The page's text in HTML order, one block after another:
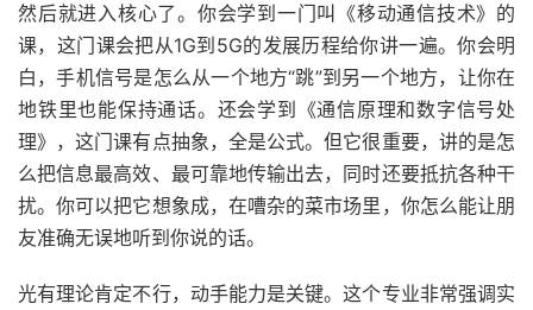
然后就进入核心了。你会学到一门叫《移动通信技术》的
课，这门课会把从1G到5G的发展历程给你讲一遍。你会明
白，手机信号是怎么从一个地方“跳”到另一个地方，让你在
地铁里也能保持通话。还会学到《通信原理和数字信号处
理》，这门课有点抽象，全是公式。但它很重要，讲的是怎
么把信息最高效、最可靠地传输出去，同时还要抵抗各种干
扰。你可以把它想象成，在嘈杂的菜市场里，你怎么能让朋
友准确无误地听到你说的话。
光有理论肯定不行，动手能力是关键。这个专业非常强调实